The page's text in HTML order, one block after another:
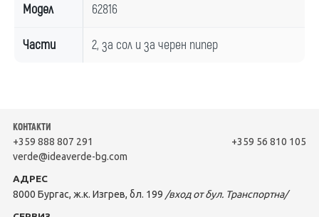
Модел 62816
Части 2, за сол и за черен пипер
КОНТАКТИ
+359 888 807 291
+359 56 810 105
verde@ideaverde-bg.com
АДРЕС
8000 Бургас, ж.к. Изгрев, бл. 199 /вход от бул. Транспортна/